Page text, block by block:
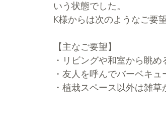
いう状態でした。
K様からは次のようなご要
【主なご要望】
・リビングや和室から眺
・友人を呼んでバーベキュ
・植栽スペース以外は雑